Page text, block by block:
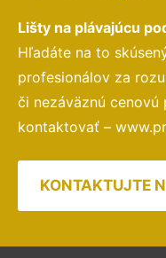
Lišty na plávajúcu
Hľadáte na to
profesionálov za
či nezáväznú cenovú
kontaktovať –
KONTAKTUJTE